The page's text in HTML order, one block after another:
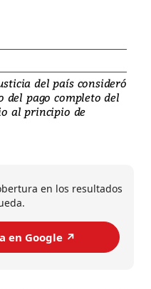
del país consideró
del pago completo del
al principio de
en los resultados
en Google ↗️